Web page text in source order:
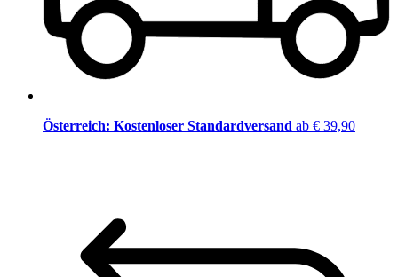
Österreich: Kostenloser Standardversand ab € 39,90